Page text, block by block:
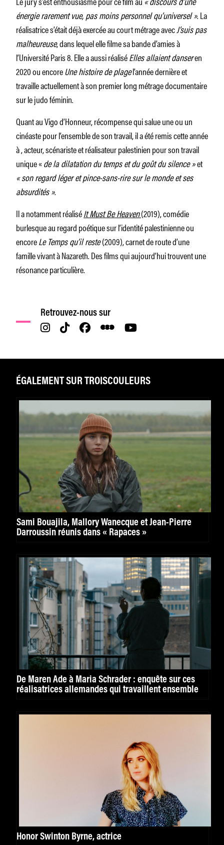
énergie rarement vue, pas moins personnel qu’universel ». La
réalisatrice s’était déjà exercée au court métrage avecJ’suis pas
malheureuse, dans lequel elle filme sa bande d’amies à
l’Université Paris 8. Elle a aussi réaliséElles allaient danseren
2020 ou encoreUne histoire de plagel’année dernière et
travaille actuellement à son premier long métrage documentaire
sur le judo féminin.
Quant au Vigo d’Honneur, récompense qui salue une ou un
cinéaste pour l’ensemble de son travail, il a été remis cette année
à , acteur, scénariste et réalisateur palestinien pour son travail
unique «de la dilatation du temps et du goût du silence »et
« son regard léger et pince-sans-rire sur le monde et ses
absurdités ».
Il a notamment réaliséIt Must Be Heaven(2019), comédie
burlesque au regard poétique sur l’identité palestinienne ou
encoreLe Temps qu’il reste(2009), carnet de route d’une
famille vivant à Nazareth. Des films qui aujourd’hui trouvent une
résonance particulière.
Retrouvez-nous sur
ÉGALEMENT SUR TROISCOULEURS
Sami Bouajila, Mallory Wanecque et Jean-Pierre
Darroussin réunis dans « Rapaces »
De Maren Ade à Maria Schrader : enquête sur ces
réalisatrices allemandes qui travaillent ensemble
Honor Swinton Byrne, actrice